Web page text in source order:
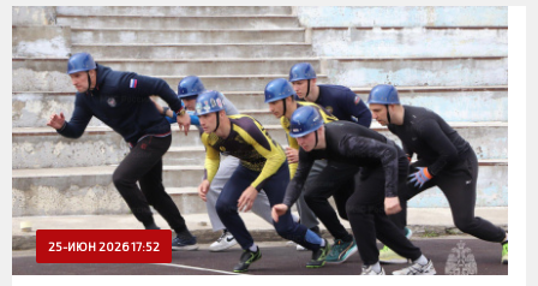
25-ИЮН 2026 17:52